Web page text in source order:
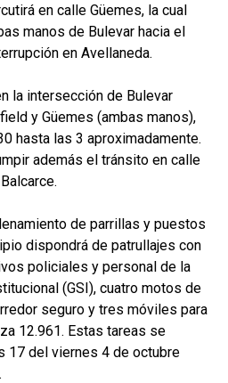
en calle Güemes, la cual
manos de Bulevar hacia el
en Avellaneda.
la intersección de Bulevar
y Güemes (ambas manos),
hasta las 3 aproximadamente.
además el tránsito en calle
de parrillas y puestos
dispondrá de patrullajes con
policiales y personal de la
(GSI), cuatro motos de
seguro y tres móviles para
12.961. Estas tareas se
17 del viernes 4 de octubre